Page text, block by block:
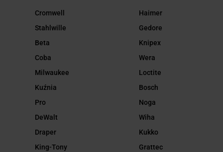
Cromwell
Stahlwille
Beta
Coba
Milwaukee
Kuźnia
Pro
DeWalt
Draper
King-Tony
Haimer
Gedore
Knipex
Wera
Loctite
Bosch
Noga
Wiha
Kukko
Grattec